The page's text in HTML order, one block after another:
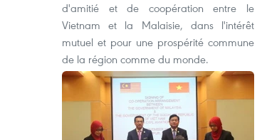
d'amitié et de coopération entre le
Vietnam et la Malaisie, dans l'intérêt
mutuel et pour une prospérité commune
de la région comme du monde.